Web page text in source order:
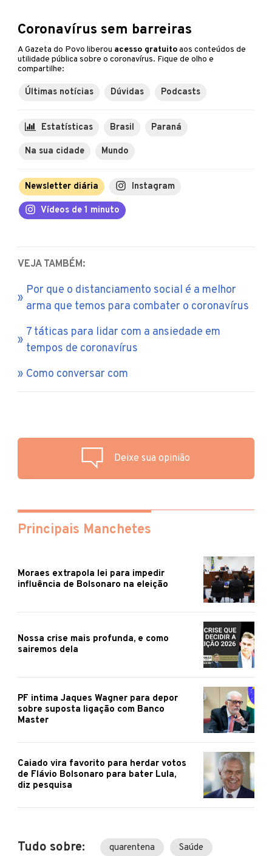
Coronavírus sem barreiras
A Gazeta do Povo liberou acesso gratuitoaos conteúdos de
utilidade pública sobre o coronavírus. Fique de olho e
compartilhe:
Últimas notícias Dúvidas Podcasts
Estatísticas Brasil Paraná
Na sua cidade Mundo
Newsletter diária Instagram
Vídeos de 1 minuto
VEJA TAMBÉM:
Por que o distanciamento social é a melhor
arma que temos para combater o coronavírus
7 táticas para lidar com a ansiedade em
tempos de coronavírus
Como conversar com
Deixe sua opinião
Principais Manchetes
Moraes extrapola lei para impedir
influência de Bolsonaro na eleição
Nossa crise mais profunda, e como
sairemos dela
PF intima Jaques Wagner para depor
sobre suposta ligação com Banco
Master
Caiado vira favorito para herdar votos
de Flávio Bolsonaro para bater Lula,
diz pesquisa
Tudo sobre: quarentena Saúde